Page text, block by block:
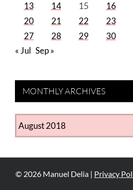
13
14 15 16
20
21 22 23
27
28 29 30
« Jul Sep »
MONTHLY ARCHIVES
MONTHLY
ARCHIVES
© 2026 Manuel Delia | Privacy